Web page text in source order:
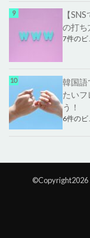
【
の打ち
7件のビ
韓国語
たいフ
う！
6件のビ
©Copyright2026